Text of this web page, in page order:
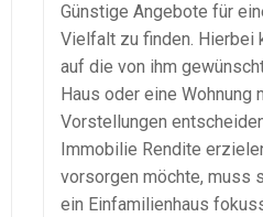
Günstige Angebote für
Vielfalt zu finden. Hierbei
auf die von ihm
Haus oder eine Wohnung
Vorstellungen
Immobilie Rendite
vorsorgen möchte, muss
ein Einfamilienhaus